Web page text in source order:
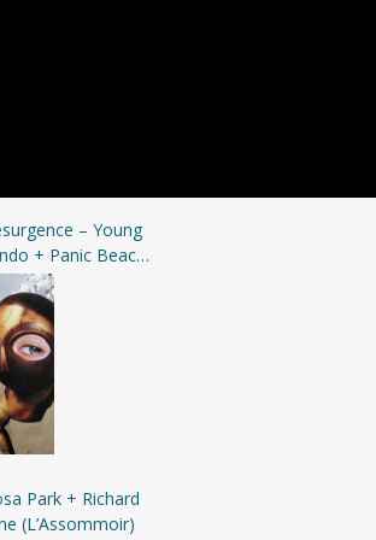
– Young
+ Panic Beach
Moingt
Park + Richard
(L’Assommoir)